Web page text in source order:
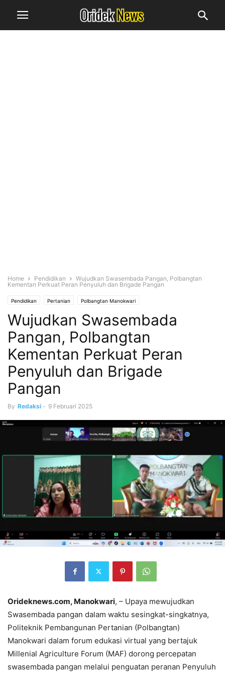
Home Pendidikan
Wujudkan Swasembada Pangan, Polbangtan
Kementan Perkuat Peran Penyuluh dan Brigade Pangan
Pendidikan Pertanian Polbangtan Manokwari
Wujudkan Swasembada
Pangan, Polbangtan
Kementan Perkuat Peran
Penyuluh dan Brigade
Pangan
By Redaksi - 9 Februari 2025
Orideknews.com, Manokwari, – Upaya mewujudkan
Swasembada pangan dalam waktu sesingkat-singkatnya,
Politeknik Pembangunan Pertanian (Polbangtan)
Manokwari dalam forum edukasi virtual yang bertajuk
Millenial Agriculture Forum (MAF) dorong percepatan
swasembada pangan melalui penguatan peranan Penyuluh